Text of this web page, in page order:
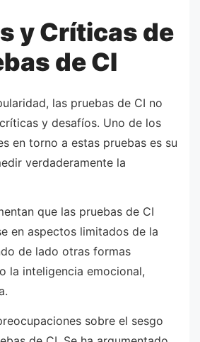
y Críticas de
de CI
las pruebas de CI no
y desafíos. Uno de los
en torno a estas pruebas es su
verdaderamente la
que las pruebas de CI
en aspectos limitados de la
de lado otras formas
la inteligencia emocional,
sobre el sesgo